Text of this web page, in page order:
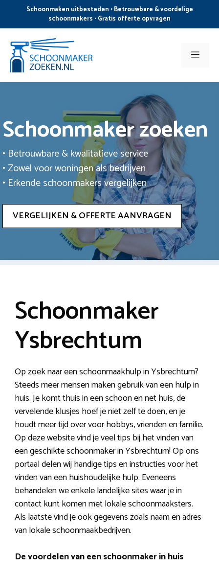
de
inhoud
Schoonmaken uitbesteden • Betrouwbare & voordelige
schoonmakers • Gratis offerte opvragen
Menu
Schoonmaker zoeken
• Betrouwbare & kwalitatieve service
• Zowel voor woningen als bedrijven
• Erkende schoonmakers vergelijken
VERGELIJKEN & OFFERTE AANVRAGEN
Schoonmaker
Ysbrechtum
Op zoek naar een schoonmaakhulp in Ysbrechtum?
Steeds meer mensen maken gebruik van een hulp in
huis. Je komt thuis in een schoon en net huis, de
vervelende klusjes hoef je niet zelf te doen, en je
houdt meer tijd over voor hobbys, vrienden en familie.
Op deze website vind je veel tips bij het vinden van
een geschikte schoonmaker in Ysbrechtum! Op ons
portaal delen wij handige tips en instructies voor het
vinden van een huishoudelijke hulp. Eveneens
behandelen we enkele landelijke sites waar je in
contact kunt komen met lokale schoonmaaksters.
Als laatste vind je ook gegevens zoals naam en adres
van lokale schoonmaakbedrijven.
De voordelen van een schoonmaker in huis